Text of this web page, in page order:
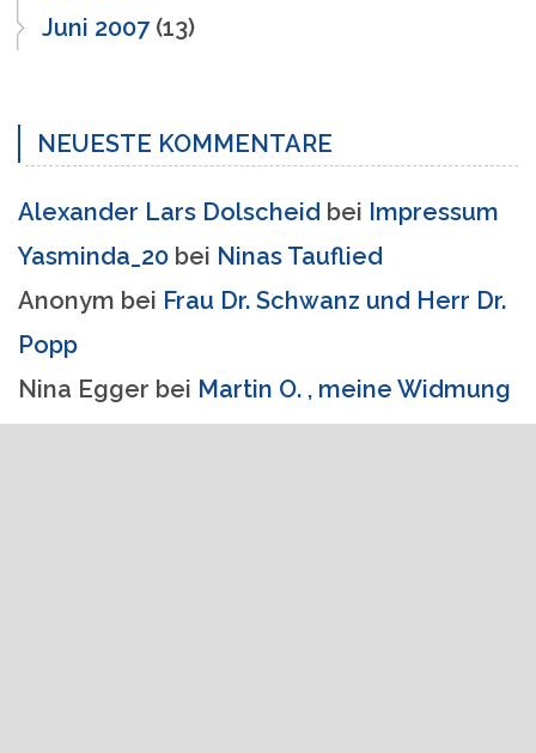
Juni 2007(13)
NEUESTE KOMMENTARE
Alexander Lars Dolscheid bei Impressum
Yasminda_20 bei Ninas Tauflied
Anonym bei Frau Dr. Schwanz und Herr Dr.
Popp
Nina Egger bei Martin O. , meine Widmung
matsebeiMartin O. , meine Widmung